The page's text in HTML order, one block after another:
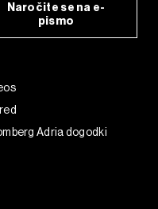
Naročite se na e-
pismo
Adria dogodki